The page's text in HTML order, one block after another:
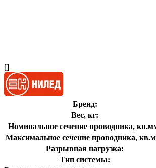
[]
Бренд:
Вес, кг:
Номинальное сечение проводника,
Максимальное сечение проводника,
Разрывная нагрузка:
Тип системы: